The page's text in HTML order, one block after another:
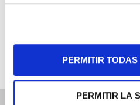
PERMITIR
PERMITIR LA